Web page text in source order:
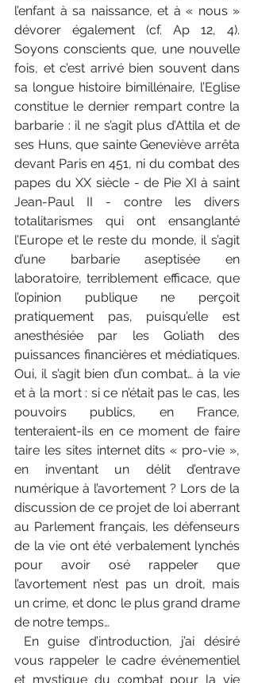
l’enfant à sa naissance, et à « nous »
dévorer également (cf. Ap 12, 4).
Soyons conscients que, une nouvelle
fois, et c’est arrivé bien souvent dans
sa longue histoire bimillénaire, l’Eglise
constitue le dernier rempart contre la
barbarie : il ne s’agit plus d’Attila et de
ses Huns, que sainte Geneviève arrêta
devant Paris en 451, ni du combat des
papes du XX siècle - de Pie XI à saint
Jean-Paul II - contre les divers
totalitarismes qui ont ensanglanté
l’Europe et le reste du monde, il s’agit
d’une barbarie aseptisée en
laboratoire, terriblement efficace, que
l’opinion publique ne perçoit
pratiquement pas, puisqu’elle est
anesthésiée par les Goliath des
puissances financières et médiatiques.
Oui, il s’agit bien d’un combat… à la vie
et à la mort : si ce n’était pas le cas, les
pouvoirs publics, en France,
tenteraient-ils en ce moment de faire
taire les sites internet dits « pro-vie »,
en inventant un délit d’entrave
numérique à l’avortement ? Lors de la
discussion de ce projet de loi aberrant
au Parlement français, les défenseurs
de la vie ont été verbalement lynchés
pour avoir osé rappeler que
l’avortement n’est pas un droit, mais
un crime, et donc le plus grand drame
de notre temps…
vous rappeler le cadre événementiel
et mystique du combat pour la vie